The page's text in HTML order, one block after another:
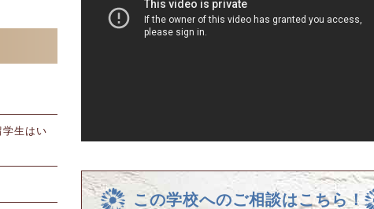
生はい
この学校へのご相談はこちら！